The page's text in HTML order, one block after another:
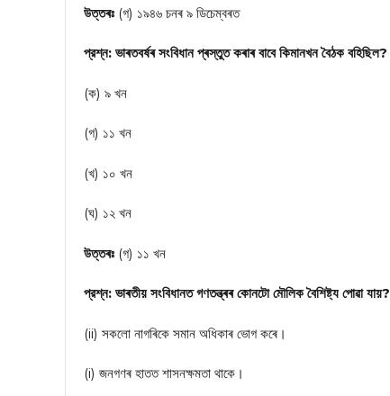
উত্তৰঃ (গ) ১৯৪৬ চনৰ ৯ ডিচেম্বৰত
প্রশ্ন: ভাৰতবৰ্ষৰ সংবিধান প্ৰস্তুত কৰাৰ বাবে কিমানখন বৈঠক বহিছিল?
(ক) ৯ খন
(গ) ১১ খন
(খ) ১০ খন
(ঘ) ১২ খন
উত্তৰঃ (গ) ১১ খন
প্রশ্ন: ভাৰতীয় সংবিধানত গণতন্ত্ৰৰ কোনটো মৌলিক বৈশিষ্ট্য পোৱা যায়?
(ii) সকলো নাগৰিকে সমান অধিকাৰ ভোগ কৰে।
(i) জনগণৰ হাতত শাসনক্ষমতা থাকে।